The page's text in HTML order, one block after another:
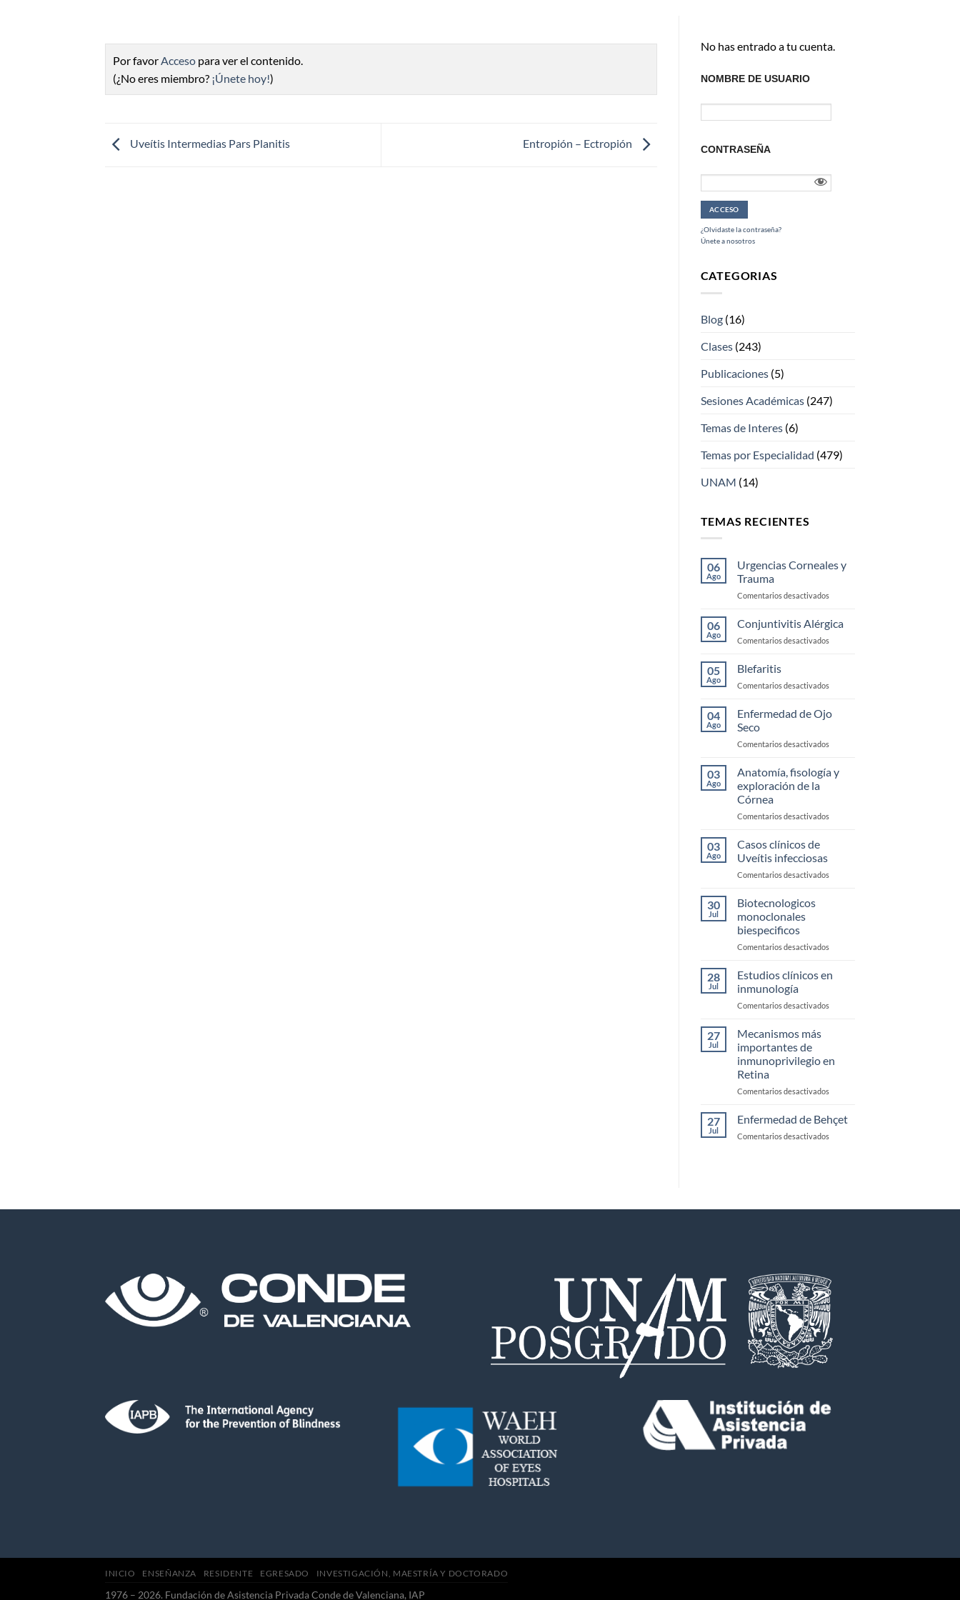
Por favorAcceso para ver el contenido.
(¿No eres miembro? ¡Únete hoy!)
Uveítis Intermedias Pars Planitis Entropión – Ectropión
No has entrado a tu cuenta.
NOMBRE DE USUARIO
CONTRASEÑA
¿Olvidaste la contraseña?
Únete a nosotros
CATEGORIAS
Blog(16)
Clases(243)
Publicaciones(5)
Sesiones Académicas(247)
Temas de Interes(6)
Temas por Especialidad (479)
UNAM (14)
TEMAS RECIENTES
06
Ago
Urgencias Corneales y
Trauma
Comentarios desactivadosen
Corneales
y
Trauma
06
Ago
Conjuntivitis Alérgica
Comentarios desactivadosen
05
Ago
Blefaritis
Comentarios desactivadosen
04
Ago
Enfermedad de Ojo
Seco
Comentarios desactivadosen
Ojo
03
Ago
Anatomía, fisología y
exploración de la
Córnea
Comentarios desactivadosen
de
03
Ago
Casos clínicos de
Uveítis infecciosas
Comentarios desactivadosen
30
Jul
Biotecnologicos
monoclonales
biespecificos
Comentarios desactivadosen
28
Jul
Estudios clínicos en
inmunología
Comentarios desactivadosen
27
Jul
Mecanismos más
importantes de
inmunoprivilegio en
Retina
Comentarios desactivadosen
más
importantes
de
27
Jul
Enfermedad de Behçet
Comentarios desactivadosen
INICIO ENSEÑANZA RESIDENTE EGRESADO INVESTIGACIÓN, MAESTRÍA Y DOCTORADO
1976 – 2026. Fundación de Asistencia Privada Conde de Valenciana, IAP